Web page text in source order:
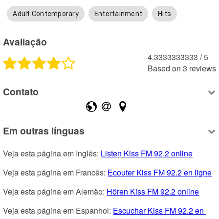
Adult Contemporary Entertainment Hits
Avaliação
4.3333333333 /5
Based on 3 reviews
Contato
Em outras línguas
Veja esta página em Inglês: Listen Kiss FM 92.2 online
Veja esta página em Francês: Ecouter Kiss FM 92.2 en ligne
Veja esta página em Alemão: Hören Kiss FM 92.2 online
Veja esta página em Espanhol: Escuchar Kiss FM 92.2 en